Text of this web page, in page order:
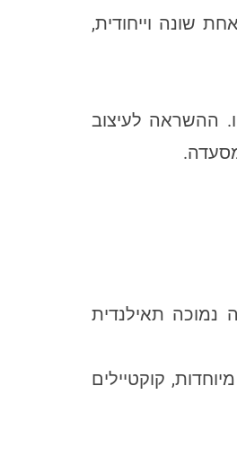
שונה וייחודית,
ההשראה לעיצוב
נמוכה תאילנדית
קוקטיילים